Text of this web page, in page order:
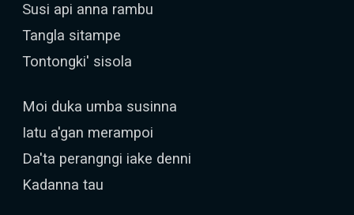
Susi api anna rambu
Tangla sitampe
Tontongki' sisola
Moi duka umba susinna
Iatu a'gan merampoi
Da'ta perangngi iake denni
Kadanna tau